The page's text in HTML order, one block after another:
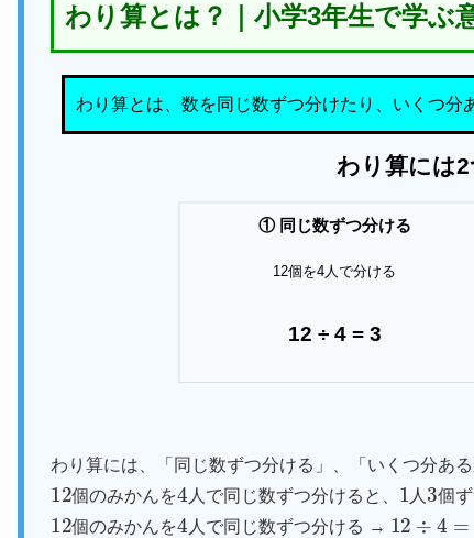
わり算とは？｜小学3年生で学ぶ
わり算とは、数を同じ数ずつ分けたり、いくつ分
わり算には
① 同じ数ずつ分ける
12個を4人で分ける
12 ÷ 4 = 3
わり算には、「同じ数ずつ分ける」、「いくつ分あ
12
個のみかんを
4
人で同じ数ずつ分けると、
1
人
3
個
12
個のみかんを
4
人で同じ数ずつ分ける →
12 =